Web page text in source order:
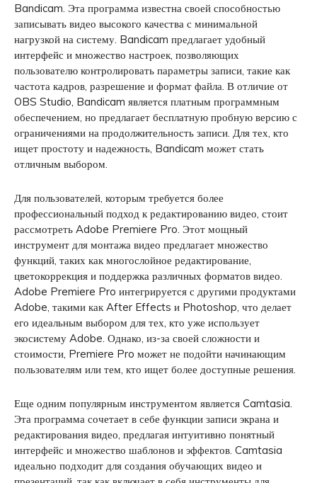
Bandicam. Эта программа известна своей способностью
записывать видео высокого качества с минимальной
нагрузкой на систему. Bandicam предлагает удобный
интерфейс и множество настроек, позволяющих
пользователю контролировать параметры записи, такие как
частота кадров, разрешение и формат файла. В отличие от
OBS Studio, Bandicam является платным программным
обеспечением, но предлагает бесплатную пробную версию с
ограничениями на продолжительность записи. Для тех, кто
ищет простоту и надежность, Bandicam может стать
отличным выбором.
Для пользователей, которым требуется более
профессиональный подход к редактированию видео, стоит
рассмотреть Adobe Premiere Pro. Этот мощный
инструмент для монтажа видео предлагает множество
функций, таких как многослойное редактирование,
цветокоррекция и поддержка различных форматов видео.
Adobe Premiere Pro интегрируется с другими продуктами
Adobe, такими как After Effects и Photoshop, что делает
его идеальным выбором для тех, кто уже использует
экосистему Adobe. Однако, из-за своей сложности и
стоимости, Premiere Pro может не подойти начинающим
пользователям или тем, кто ищет более доступные решения.
Еще одним популярным инструментом является Camtasia.
Эта программа сочетает в себе функции записи экрана и
редактирования видео, предлагая интуитивно понятный
интерфейс и множество шаблонов и эффектов. Camtasia
идеально подходит для создания обучающих видео и